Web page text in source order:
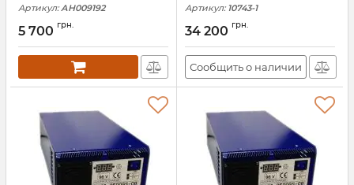
Артикул: АН009192
5 700 грн.
Артикул: 10743-1
34 200 грн.
Сообщить о наличии